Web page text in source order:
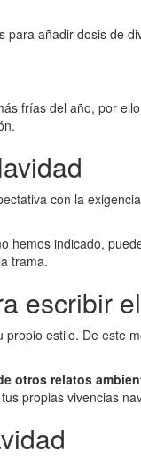
añadir dosis de
frías del año, por
con la
hemos indicado,
trama.
escribir
estilo. De este
otros relatos
propias vivencias